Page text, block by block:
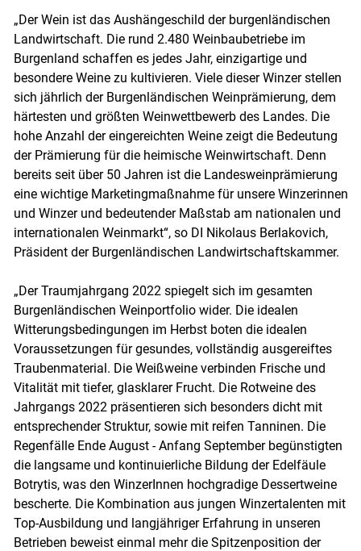
„Der Wein ist das Aushängeschild der burgenländischen
Landwirtschaft. Die rund 2.480 Weinbaubetriebe im
Burgenland schaffen es jedes Jahr, einzigartige und
besondere Weine zu kultivieren. Viele dieser Winzer stellen
sich jährlich der Burgenländischen Weinprämierung, dem
härtesten und größten Weinwettbewerb des Landes. Die
hohe Anzahl der eingereichten Weine zeigt die Bedeutung
der Prämierung für die heimische Weinwirtschaft. Denn
bereits seit über 50 Jahren ist die Landesweinprämierung
eine wichtige Marketingmaßnahme für unsere Winzerinnen
und Winzer und bedeutender Maßstab am nationalen und
internationalen Weinmarkt“, so DI Nikolaus Berlakovich,
Präsident der Burgenländischen Landwirtschaftskammer.
„Der Traumjahrgang 2022 spiegelt sich im gesamten
Burgenländischen Weinportfolio wider. Die idealen
Witterungsbedingungen im Herbst boten die idealen
Voraussetzungen für gesundes, vollständig ausgereiftes
Traubenmaterial. Die Weißweine verbinden Frische und
Vitalität mit tiefer, glasklarer Frucht. Die Rotweine des
Jahrgangs 2022 präsentieren sich besonders dicht mit
entsprechender Struktur, sowie mit reifen Tanninen. Die
Regenfälle Ende August - Anfang September begünstigten
die langsame und kontinuierliche Bildung der Edelfäule
Botrytis, was den WinzerInnen hochgradige Dessertweine
bescherte. Die Kombination aus jungen Winzertalenten mit
Top-Ausbildung und langjähriger Erfahrung in unseren
Betrieben beweist einmal mehr die Spitzenposition der